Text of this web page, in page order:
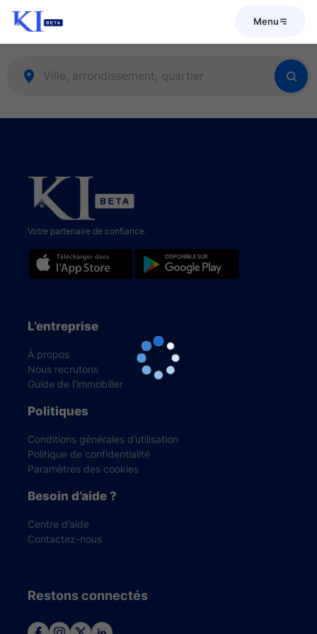
Menu
Votre partenaire de confiance.
L’entreprise
À propos
Nous recrutons
Guide de l’immobilier
Politiques
Conditions générales d’utilisation
Politique de confidentialité
Paramètres des cookies
Besoin d’aide ?
Centre d’aide
Contactez-nous
Restons connectés